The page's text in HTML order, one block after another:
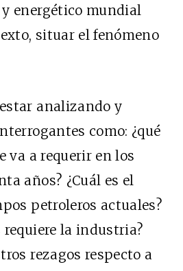
energético mundial
situar el fenómeno
analizando y
como: ¿qué
va a requerir en los
años? ¿Cuál es el
petroleros actuales?
requiere la industria?
rezagos respecto a